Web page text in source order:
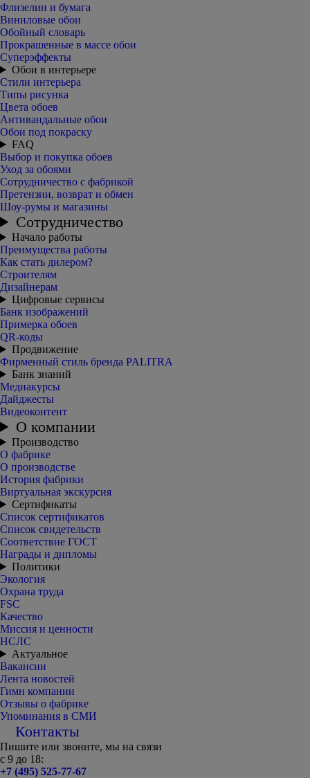
Флизелин и бумага
Виниловые обои
Обойный словарь
Прокрашенные в массе обои
Суперэффекты
Обои в интерьере
Стили интерьера
Типы рисунка
Цвета обоев
Антивандальные обои
Обои под покраску
FAQ
Выбор и покупка обоев
Уход за обоями
Сотрудничество с фабрикой
Претензии, возврат и обмен
Шоу-румы и магазины
Сотрудничество
Начало работы
Преимущества работы
Как стать дилером?
Строителям
Дизайнерам
Цифровые сервисы
Банк изображений
Примерка обоев
QR-коды
Продвижение
Фирменный стиль бренда PALITRA
Банк знаний
Медиакурсы
Дайджесты
Видеоконтент
О компании
Производство
О фабрике
О производстве
История фабрики
Виртуальная экскурсия
Сертификаты
Список сертификатов
Список свидетельств
Соответствие ГОСТ
Награды и дипломы
Политики
Экология
Охрана труда
FSC
Качество
Миссия и ценности
НСЛС
Актуальное
Вакансии
Лента новостей
Гимн компании
Отзывы о фабрике
Упоминания в СМИ
Контакты
Пишите или звоните, мы на связи
с 9 до 18:
+7 (495) 525-77-67